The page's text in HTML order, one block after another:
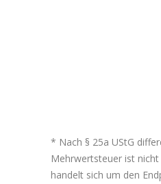
* Nach § 25a UStG
Mehrwertsteuer ist nicht
handelt sich um den